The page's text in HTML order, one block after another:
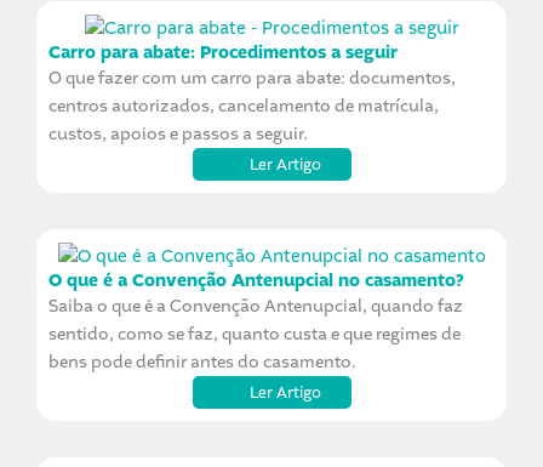
Carro para abate: Procedimentos a seguir
O que fazer com um carro para abate: documentos,
centros autorizados, cancelamento de matrícula,
custos, apoios e passos a seguir.
Ler Artigo
O que é a Convenção Antenupcial no casamento?
Saiba o que é a Convenção Antenupcial, quando faz
sentido, como se faz, quanto custa e que regimes de
bens pode definir antes do casamento.
Ler Artigo